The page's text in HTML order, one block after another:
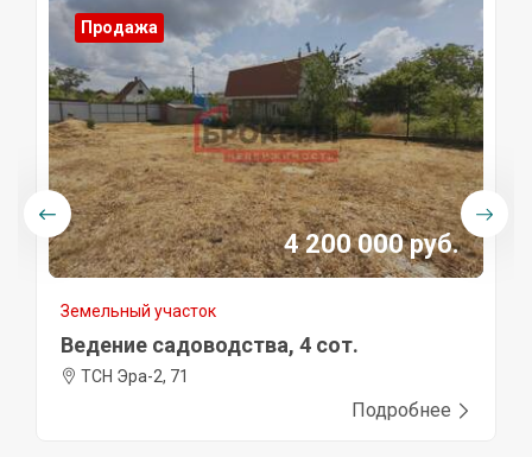
Продажа
4 200 000 руб.
Земельный участок
Ведение садоводства, 4 сот.
ТСН Эра-2, 71
Подробнее